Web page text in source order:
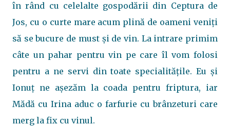
în rând cu celelalte gospodării din Ceptura de
Jos, cu o curte mare acum plină de oameni veniți
să se bucure de must și de vin. La intrare primim
câte un pahar pentru vin pe care îl vom folosi
pentru a ne servi din toate specialitățile. Eu și
Ionuț ne așezăm la coada pentru friptura, iar
Mădă cu Irina aduc o farfurie cu brânzeturi care
merg la fix cu vinul.